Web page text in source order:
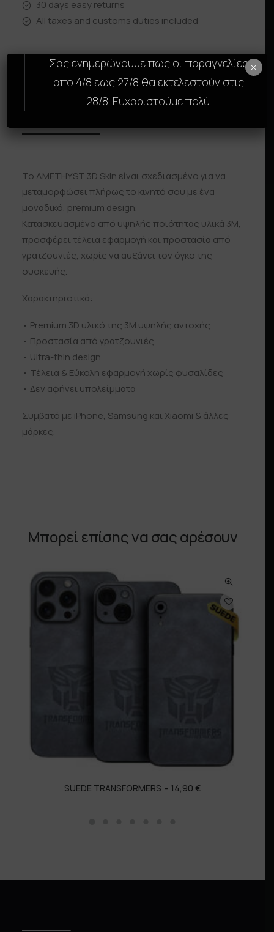
30 days easy returns
All taxes and customs duties included
Το AMETHYST 3D Skin είναι σχεδιασμένο για να
μεταμορφώσει πλήρως το κινητό σου με ένα
μοναδικό, premium design.
Κατασκευασμένο από υψηλής ποιότητας υλικά 3M,
προσφέρει τέλεια εφαρμογή και προστασία από
γρατζουνιές, χωρίς να αυξάνει τον όγκο της
συσκευής.
Χαρακτηριστικά:
• Premium 3D υλικό της 3Μ υψηλής αντοχής
• Προστασία από γρατζουνιές
• Ultra-thin design
• Τέλεια & Εύκολη εφαρμογή χωρίς φυσαλίδες
• Δεν αφήνει υπολείμματα
Συμβατό με iPhone, Samsung και Xiaomi & άλλες
μάρκες.
Μπορεί επίσης να σας αρέσουν
SUEDE TRANSFORMERS 14,90 €
Σας ενημερώνουμε πως οι παραγγελίες
απο 4/8 εως 27/8 θα εκτελεστούν στις
28/8. Ευχαριστούμε πολύ.
×